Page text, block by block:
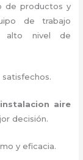
de productos y
de trabajo
alto nivel de
instalacion aire
decisión.
y eficacia.